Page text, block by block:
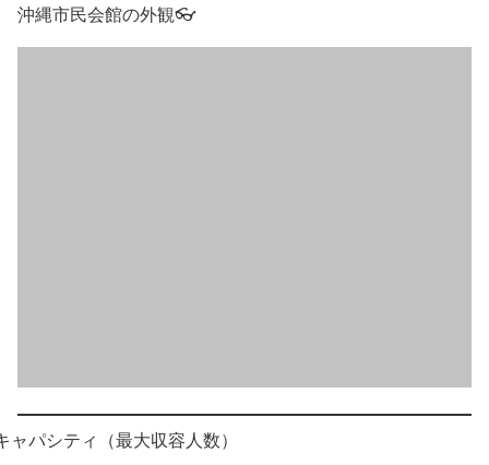
沖縄市民会館の外観👓
ャパシティ（最大収容人数）